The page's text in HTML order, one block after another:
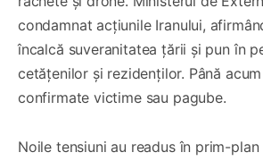
condamnat acțiunile Iranului,
încalcă suveranitatea țării și pun în
cetățenilor și rezidenților. Până
confirmate victime sau pagube.
Noile tensiuni au readus în prim-